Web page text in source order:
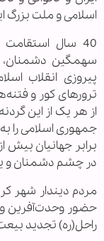
اسلامی و ملت بزرگ
40 سال
سهمگین دشمنان،
پیروزی انقلاب
ترورهای کور و
از هر یک از این
جمهوری اسلامی را
برابر جهانیان بیش‌
در چشم دشمنان و
‌مردم دیندار شهر
حضور وحدت‌آفرین و
راحل(ره) تجدید